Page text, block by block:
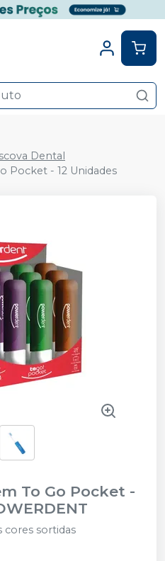
Dental
Pocket - 12 Unidades
To Go Pocket -
cores sortidas